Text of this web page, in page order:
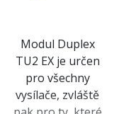
Modul Duplex
TU2 EX je určen
pro všechny
vysílače, zvláště